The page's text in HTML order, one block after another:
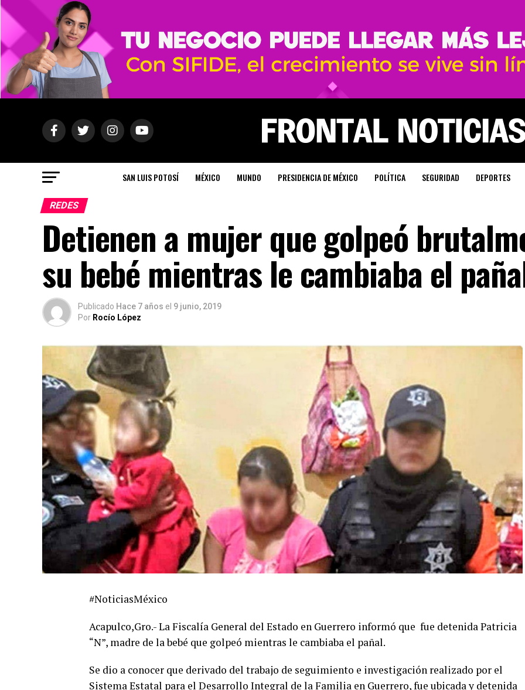
SAN LUIS POTOSÍ MÉXICO MUNDO PRESIDENCIA DE MÉXICO POLÍTICA SEGURIDAD DEPORTES
REDES
Detienen a mujer que golpeó
su bebé mientras le cambiaba el
Publicado Hace 7 años el 9 junio, 2019
Por Rocío López
#NoticiasMéxico
Acapulco,Gro.- La Fiscalía General del Estado en Guerrero informó que fue detenida Patricia
“N”, madre de la bebé que golpeó mientras le cambiaba el pañal.
Se dio a conocer que derivado del trabajo de seguimiento e investigación realizado por el
Sistema Estatal para el Desarrollo Integral de la Familia en Guerrero, fue ubicada y detenida